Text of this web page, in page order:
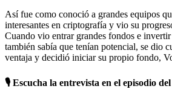
Así fue como conoció a grandes equipos
interesantes en criptografía y vio su
Cuando vio entrar grandes fondos e
también sabía que tenían potencial, se dio
ventaja y decidió iniciar su propio fondo,
🎙 Escucha la entrevista en el episodio